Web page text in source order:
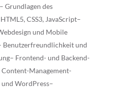
Grundlagen des
CSS3, JavaScript–
und Mobile
Benutzerfreundlichkeit und
Frontend- und Backend-
Management-
und WordPress–